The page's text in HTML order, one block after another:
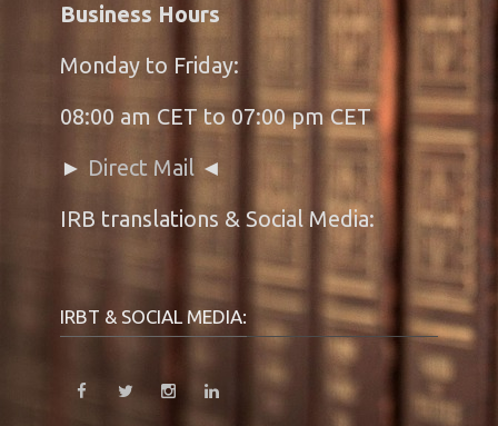
Business Hours
Monday to Friday:
08:00 am CET to 07:00 pm CET
► Direct Mail ◄
IRB translations & Social Media:
IRBT & SOCIAL MEDIA: